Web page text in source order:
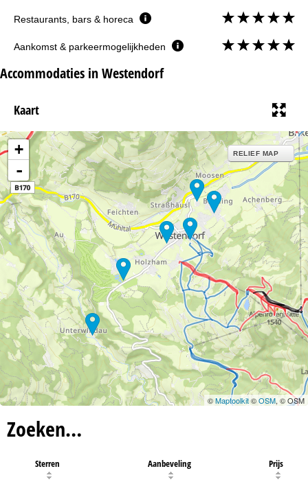
Restaurants, bars & horeca
Aankomst & parkeermogelijkheden
Accommodaties in Westendorf
Kaart
+
-
RELIEF MAP
©Maptoolkit©OSM, © OSM
Zoeken…
Sterren Aanbeveling Prijs